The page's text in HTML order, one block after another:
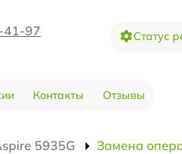
41-97 Статус
Контакты Отзывы
5935G Замена